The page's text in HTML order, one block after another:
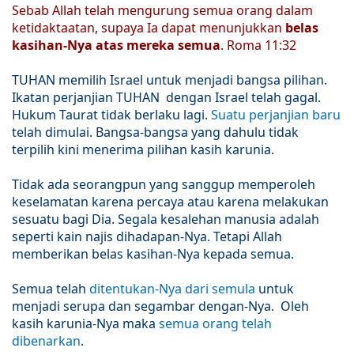
Sebab Allah telah mengurung semua orang dalam
ketidaktaatan, supaya Ia dapat menunjukkan belas
kasihan-Nya atas mereka semua. Roma 11:32
TUHAN memilih Israel untuk menjadi bangsa pilihan.
Ikatan perjanjian TUHAN dengan Israel telah gagal.
Hukum Taurat tidak berlaku lagi. Suatu perjanjian baru
telah dimulai. Bangsa-bangsa yang dahulu tidak
terpilih kini menerima pilihan kasih karunia.
Tidak ada seorangpun yang sanggup memperoleh
keselamatan karena percaya atau karena melakukan
sesuatu bagi Dia. Segala kesalehan manusia adalah
seperti kain najis dihadapan-Nya. Tetapi Allah
memberikan belas kasihan-Nya kepada semua.
Semua telah ditentukan-Nya dari semula untuk
menjadi serupa dan segambar dengan-Nya. Oleh
kasih karunia-Nya maka semua orang telah
dibenarkan.